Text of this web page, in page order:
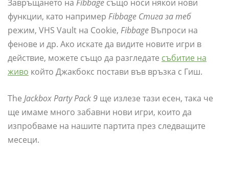
Завръщането на Fibbage също носи някои нови
функции, като например Fibbage Стига за теб
режим, VHS Vault на Cookie, Fibbage Въпроси на
фенове и др. Ако искате да видите новите игри в
действие, можете също да разгледате събитие на
живо който Джакбокс постави във връзка с Гиш.
The Jackbox Party Pack 9 ще излезе тази есен, така че
ще имаме много забавни нови игри, които да
изпробваме на нашите партита през следващите
месеци.